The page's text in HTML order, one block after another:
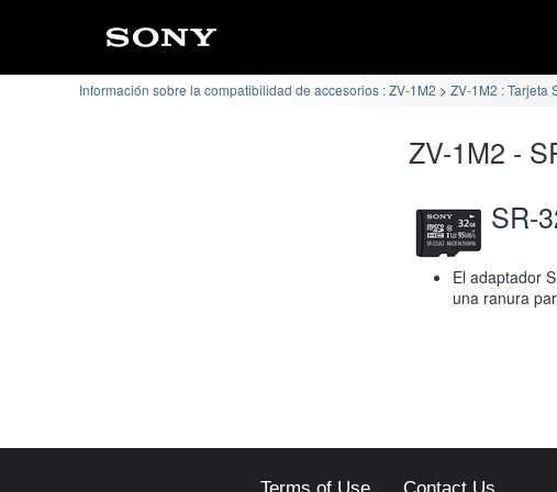
Información sobre la compatibilidad de accesorios : ZV-1M2 ZV-1M2 : Tarjeta
ZV-1M2 -
SR-
El adaptador
una ranura